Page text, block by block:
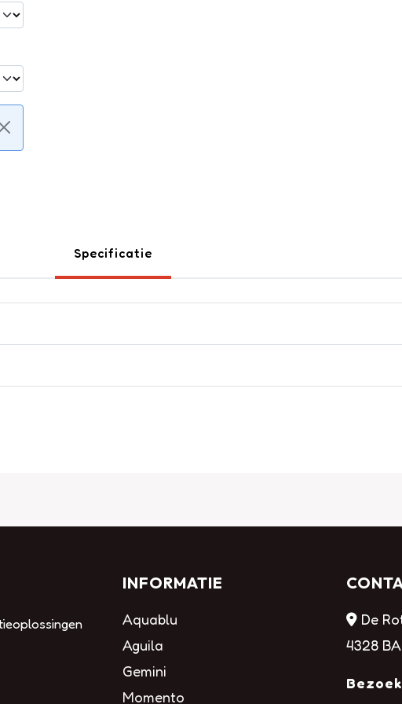
Specificatie
INFORMATIE
Aquablu
Aguila
Gemini
Momento
De
4328